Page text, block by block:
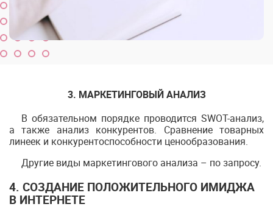
3. МАРКЕТИНГОВЫЙ АНАЛИЗ
В обязательном порядке проводится SWOT-анализ,
а также анализ конкурентов. Сравнение товарных
линеек и конкурентоспособности ценообразования.
Другие виды маркетингового анализа – по запросу.
4. СОЗДАНИЕ ПОЛОЖИТЕЛЬНОГО ИМИДЖА
В ИНТЕРНЕТЕ